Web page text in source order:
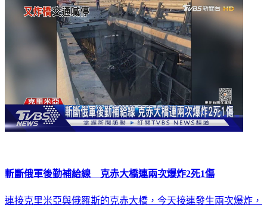
斬斷俄軍後勤補給線 克赤大橋連兩次爆炸2死1傷
連接克里米亞與俄羅斯的克赤大橋，今天接連發生兩次爆炸，